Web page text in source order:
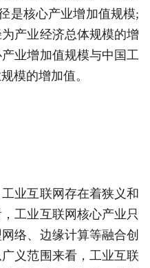
是核心产业增加值规模;
产业经济总体规模的增
业增加值规模与中国工
模的增加值。
业互联网存在着狭义和
工业互联网核心产业只
络、边缘计算等融合创
义范围来看，工业互联